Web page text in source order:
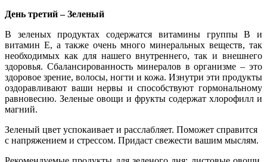
День третий – Зеленый
В зеленых продуктах содержатся витамины группы B и
витамин E, а также очень много минеральных веществ, так
необходимых как для нашего внутреннего, так и внешнего
здоровья. Сбалансированность минералов в организме – это
здоровое зрение, волосы, ногти и кожа. Изнутри эти продукты
оздоравливают ваши нервы и способствуют гормональному
равновесию. Зеленые овощи и фрукты содержат хлорофилл и
магний.
Зеленый цвет успокаивает и расслабляет. Поможет справится
с напряжением и стрессом. Придаст свежести вашим мыслям.